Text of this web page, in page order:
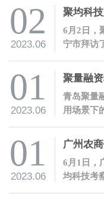
02
2023.06
聚均科
6月2日，
宁市拜访
01
2023.06
青岛聚量
用场景下
01
2023.06
广州农
6月1日，
均科技考